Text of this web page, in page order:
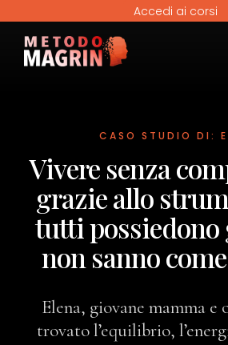
Accedi ai corsi
CASO STUDIO DI:
Vivere senza
grazie allo
tutti
non sanno
Elena, giovane mamma e
trovato l’equilibrio,